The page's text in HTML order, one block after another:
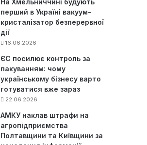
На Хмельниччині будують
перший в Україні вакуум-
кристалізатор безперервної
дії
16.06.2026
ЄС посилює контроль за
пакуванням: чому
українському бізнесу варто
готуватися вже зараз
22.06.2026
АМКУ наклав штрафи на
агропідприємства
Полтавщини та Київщини за